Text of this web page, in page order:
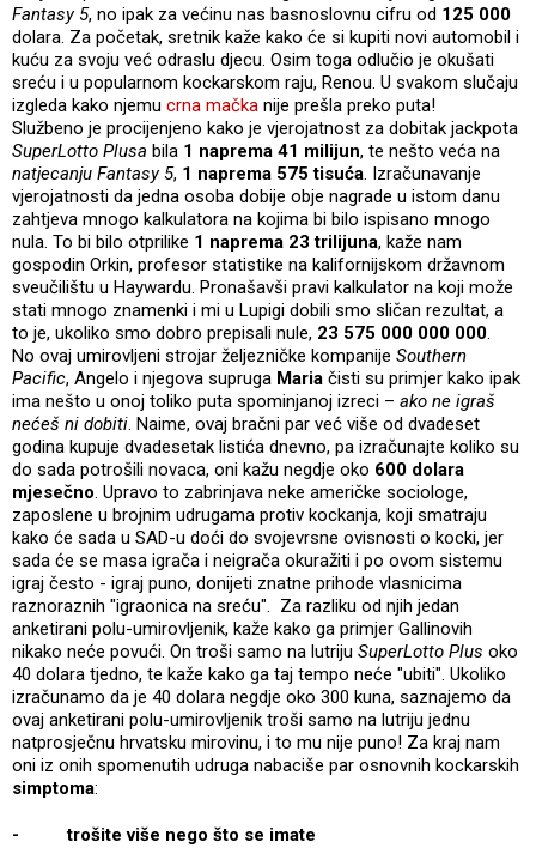
Fantasy 5, no ipak za većinu nas basnoslovnu cifru od 125 000
dolara. Za početak, sretnik kaže kako će si kupiti novi automobil i
kuću za svoju već odraslu djecu. Osim toga odlučio je okušati
sreću i u popularnom kockarskom raju, Renou. U svakom slučaju
izgleda kako njemu crna mačka nije prešla preko puta!
Službeno je procijenjeno kako je vjerojatnost za dobitak jackpota
SuperLotto Plusa bila 1 naprema 41 milijun, te nešto veća na
natjecanju Fantasy 5, 1 naprema 575 tisuća. Izračunavanje
vjerojatnosti da jedna osoba dobije obje nagrade u istom danu
zahtjeva mnogo kalkulatora na kojima bi bilo ispisano mnogo
nula. To bi bilo otprilike 1 naprema 23 trilijuna, kaže nam
gospodin Orkin, profesor statistike na kalifornijskom državnom
sveučilištu u Haywardu. Pronašavši pravi kalkulator na koji može
stati mnogo znamenki i mi u Lupigi dobili smo sličan rezultat, a
to je, ukoliko smo dobro prepisali nule, 23 575 000 000 000.
No ovaj umirovljeni strojar željezničke kompanije Southern
Pacific, Angelo i njegova supruga Maria čisti su primjer kako ipak
ima nešto u onoj toliko puta spominjanoj izreci – ako ne igraš
nećeš ni dobiti. Naime, ovaj bračni par već više od dvadeset
godina kupuje dvadesetak listića dnevno, pa izračunajte koliko su
do sada potrošili novaca, oni kažu negdje oko 600 dolara
mjesečno. Upravo to zabrinjava neke američke sociologe,
zaposlene u brojnim udrugama protiv kockanja, koji smatraju
kako će sada u SAD-u doći do svojevrsne ovisnosti o kocki, jer
sada će se masa igrača i neigrača okuražiti i po ovom sistemu
igraj često - igraj puno, donijeti znatne prihode vlasnicima
raznoraznih "igraonica na sreću". Za razliku od njih jedan
anketirani polu-umirovljenik, kaže kako ga primjer Gallinovih
nikako neće povući. On troši samo na lutriju SuperLotto Plus oko
40 dolara tjedno, te kaže kako ga taj tempo neće "ubiti". Ukoliko
izračunamo da je 40 dolara negdje oko 300 kuna, saznajemo da
ovaj anketirani polu-umirovljenik troši samo na lutriju jednu
natprosječnu hrvatsku mirovinu, i to mu nije puno! Za kraj nam
oni iz onih spomenutih udruga nabaciše par osnovnih kockarskih
simptoma:
- trošite više nego što se imate